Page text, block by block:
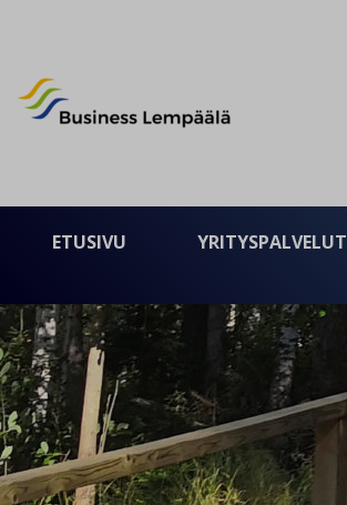
Business Lempäälä
ETUSIVU YRITYSPALVELUT